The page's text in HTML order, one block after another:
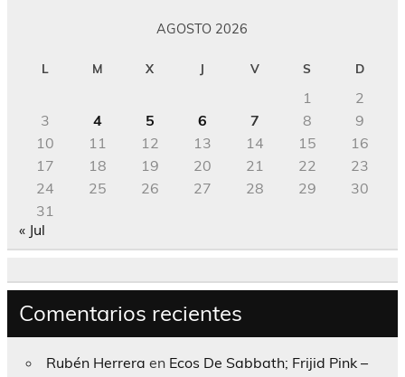
AGOSTO 2026
L M X J V S D
1
2
3
4 5 6 7 8
9
10
11 12 13 14 15
16
17
18 19 20 21 22
23
24
25 26 27 28 29
30
31
« Jul
Comentarios recientes
Rubén Herrera en Ecos De Sabbath; Frijid Pink –